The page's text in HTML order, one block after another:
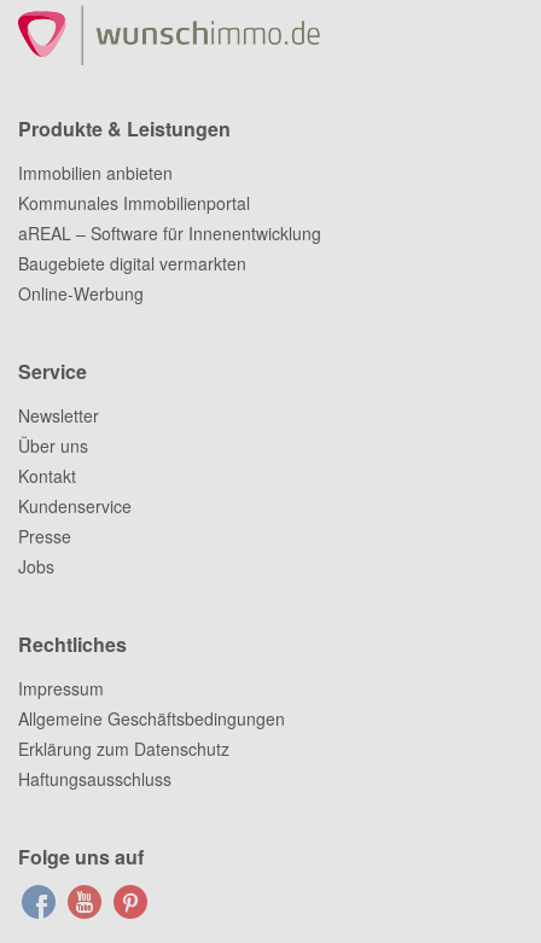
Produkte & Leistungen
Immobilien anbieten
Kommunales Immobilienportal
aREAL – Software für Innenentwicklung
Baugebiete digital vermarkten
Online-Werbung
Service
Newsletter
Über uns
Kontakt
Kundenservice
Presse
Jobs
Rechtliches
Impressum
Allgemeine Geschäftsbedingungen
Erklärung zum Datenschutz
Haftungsausschluss
Folge uns auf